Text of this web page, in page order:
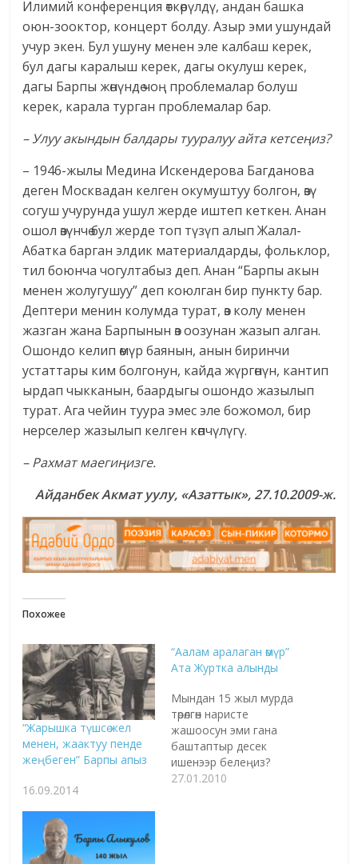
Илимий конференция өткөрүлдү, андан башка
оюн-зооктор, концерт болду. Азыр эми ушундай
учур экен. Бул ушуну менен эле калбаш керек,
бул дагы каралыш керек, дагы окулуш керек,
дагы Барпы жөнүндө чоң проблемалар болуш
керек, карала турган проблемалар бар.
– Улуу акындын балдары тууралуу айта кетсеңиз?
– 1946-жылы Медина Искендерова Багданова
деген Москвадан келген окумуштуу болгон, өзү
согуш учурунда ушул жерде иштеп кеткен. Анан
ошол өзүнчө бул жерде топ түзүп алып Жалал-
Абатка барган элдик материалдарды, фольклор,
тил боюнча чогултабыз деп. Анан “Барпы акын
менен жолугушуу” деп коюлган бир пункту бар.
Дептери менин колумда турат, өз колу менен
жазган жана Барпынын өз оозунан жазып алган.
Ошондо келип өмүр баянын, анын биринчи
устаттары ким болгонун, кайда жүргөнүн, кантип
ырдап чыкканын, баардыгы ошондо жазылып
турат. Ага чейин туура эмес эле божомол, бир
нерселер жазылып келген көпчүлүгү.
– Рахмат маегиңизге.
Айданбек Акмат уулу, «Азаттык», 27.10.2009-ж.
Похожее
“Жарышка түшсө жел
менен, жаактуу пенде
жеңбеген” Барпы апыз
16.09.2014
“Аалам аралаган өмүр”
Ата Журтка алынды
Мындан 15 жыл мурда
төрөлгөн наристе
жашоосун эми гана
баштаптыр десек
ишенээр белеңиз?
Албетте, жок. Бирок,
27.01.2010